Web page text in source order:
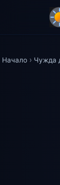
Начало Чужда